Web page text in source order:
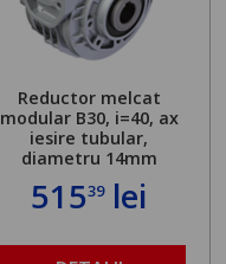
Reductor melcat
modular B30, i=40, ax
iesire tubular,
diametru 14mm
51539lei